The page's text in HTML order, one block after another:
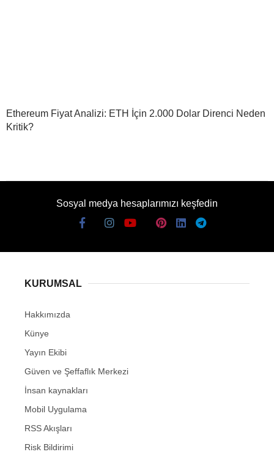
Ethereum Fiyat Analizi: ETH İçin 2.000 Dolar Direnci Neden
Kritik?
Sosyal medya hesaplarımızı keşfedin
KURUMSAL
Hakkımızda
Künye
Yayın Ekibi
Güven ve Şeffaflık Merkezi
İnsan kaynakları
Mobil Uygulama
RSS Akışları
Risk Bildirimi